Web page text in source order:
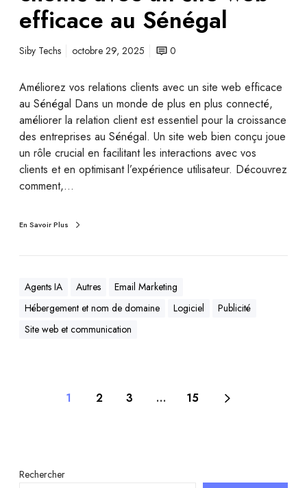
efficace au Sénégal
Siby Techs octobre 29, 2025 0
Améliorez vos relations clients avec un site web efficace
au Sénégal Dans un monde de plus en plus connecté,
améliorer la relation client est essentiel pour la croissance
des entreprises au Sénégal. Un site web bien conçu joue
un rôle crucial en facilitant les interactions avec vos
clients et en optimisant l’expérience utilisateur. Découvrez
comment,…
En Savoir Plus
Agents IA Autres
Email Marketing
Hébergement et nom de domaine
Logiciel
Publicité
Site web et communication
1 2 3 … 15
Rechercher